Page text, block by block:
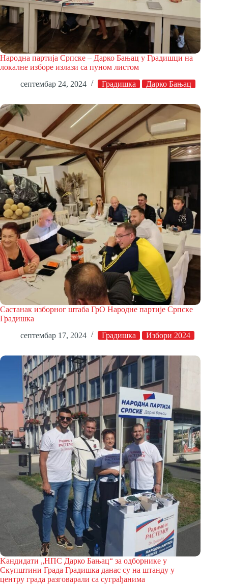
Народна партија Српске – Дарко Бањац у Градишци на
локалне изборе излази са пуном листом
септембар 24, 2024
Градишка Дарко Бањац
Састанак изборног штаба ГрО Народне партије Српске
Градишка
септембар 17, 2024
Градишка Избори 2024
Kaндидати „НПС Дарко Бањац“ за одборнике у
Скупштини Града Градишка данас су на штанду у
центру града разговарали са суграђанима